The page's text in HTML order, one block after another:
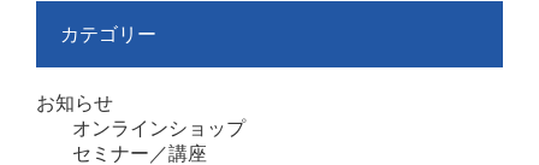
カテゴリー
お知らせ
オンラインショップ
セミナー／講座